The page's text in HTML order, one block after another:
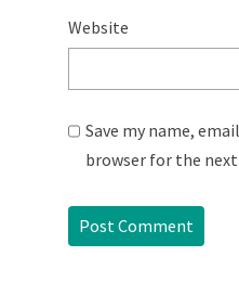
Website
Save my name,
browser for the